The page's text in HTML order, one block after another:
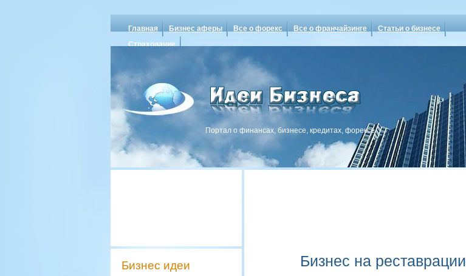
Главная Бизнес аферы Все о форекс Все о франчайзинге
Статьи о бизнесе
Страхование
Портал о финансах, бизнесе, кредитах, форексе
Бизнес идеи Бизнес на реставрации